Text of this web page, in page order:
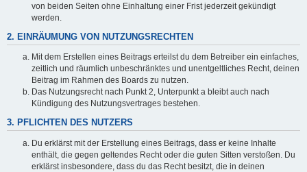
von beiden Seiten ohne Einhaltung einer Frist jederzeit gekündigt
werden.
2. EINRÄUMUNG VON NUTZUNGSRECHTEN
Mit dem Erstellen eines Beitrags erteilst du dem Betreiber ein einfaches,
zeitlich und räumlich unbeschränktes und unentgeltliches Recht, deinen
Beitrag im Rahmen des Boards zu nutzen.
Das Nutzungsrecht nach Punkt 2, Unterpunkt a bleibt auch nach
Kündigung des Nutzungsvertrages bestehen.
3. PFLICHTEN DES NUTZERS
Du erklärst mit der Erstellung eines Beitrags, dass er keine Inhalte
enthält, die gegen geltendes Recht oder die guten Sitten verstoßen. Du
erklärst insbesondere, dass du das Recht besitzt, die in deinen